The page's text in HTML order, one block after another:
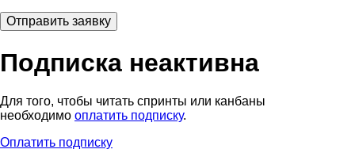
Подписка неактивна
Для того, чтобы читать спринты или канбаны
необходимо оплатить подписку.
Оплатить подписку